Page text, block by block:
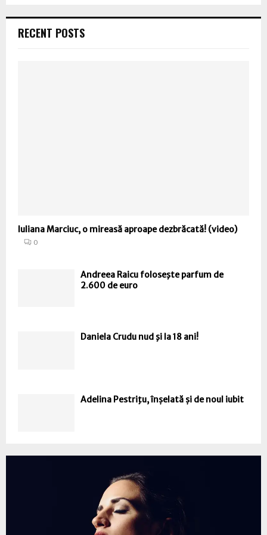
RECENT POSTS
Iuliana Marciuc, o mireasă aproape dezbrăcată! (video)
0
Andreea Raicu foloseşte parfum de
2.600 de euro
Daniela Crudu nud şi la 18 ani!
Adelina Pestriţu, înșelată și de noul iubit